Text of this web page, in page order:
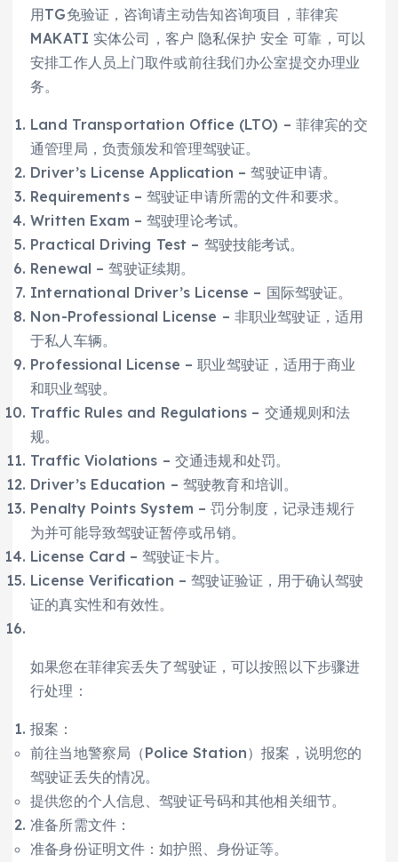
用TG免验证，咨询请主动告知咨询项目，菲律宾
MAKATI 实体公司，客户 隐私保护 安全 可靠，可以
安排工作人员上门取件或前往我们办公室提交办理业
务。
Land Transportation Office (LTO) – 菲律宾的交
通管理局，负责颁发和管理驾驶证。
Driver’s License Application – 驾驶证申请。
Requirements – 驾驶证申请所需的文件和要求。
Written Exam – 驾驶理论考试。
Practical Driving Test – 驾驶技能考试。
Renewal – 驾驶证续期。
International Driver’s License – 国际驾驶证。
Non-Professional License – 非职业驾驶证，适用
于私人车辆。
Professional License – 职业驾驶证，适用于商业
和职业驾驶。
Traffic Rules and Regulations – 交通规则和法
规。
Traffic Violations – 交通违规和处罚。
Driver’s Education – 驾驶教育和培训。
Penalty Points System – 罚分制度，记录违规行
为并可能导致驾驶证暂停或吊销。
License Card – 驾驶证卡片。
License Verification – 驾驶证验证，用于确认驾驶
证的真实性和有效性。
如果您在菲律宾丢失了驾驶证，可以按照以下步骤进
行处理：
报案：
前往当地警察局（Police Station）报案，说明您的
驾驶证丢失的情况。
提供您的个人信息、驾驶证号码和其他相关细节。
准备所需文件：
准备身份证明文件：如护照、身份证等。